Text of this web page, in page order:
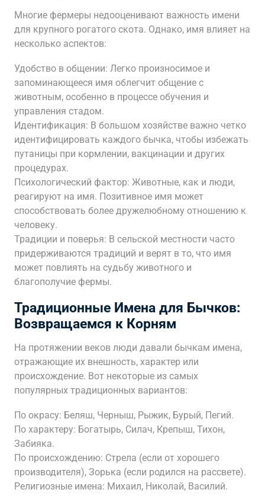
Многие фермеры недооценивают важность имени
для крупного рогатого скота. Однако, имя влияет на
несколько аспектов:
Удобство в общении: Легко произносимое и
запоминающееся имя облегчит общение с
животным, особенно в процессе обучения и
управления стадом.
Идентификация: В большом хозяйстве важно четко
идентифицировать каждого бычка, чтобы избежать
путаницы при кормлении, вакцинации и других
процедурах.
Психологический фактор: Животные, как и люди,
реагируют на имя. Позитивное имя может
способствовать более дружелюбному отношению к
человеку.
Традиции и поверья: В сельской местности часто
придерживаются традиций и верят в то, что имя
может повлиять на судьбу животного и
благополучие фермы.
Традиционные Имена для Бычков:
Возвращаемся к Корням
На протяжении веков люди давали бычкам имена,
отражающие их внешность, характер или
происхождение. Вот некоторые из самых
популярных традиционных вариантов:
По окрасу: Беляш, Черныш, Рыжик, Бурый, Пегий.
По характеру: Богатырь, Силач, Крепыш, Тихон,
Забияка.
По происхождению: Стрела (если от хорошего
производителя), Зорька (если родился на рассвете).
Религиозные имена: Михаил, Николай, Василий.